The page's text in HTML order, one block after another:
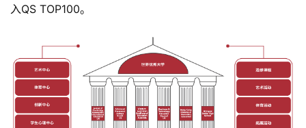
消
活
科
技
入QS TOP100。